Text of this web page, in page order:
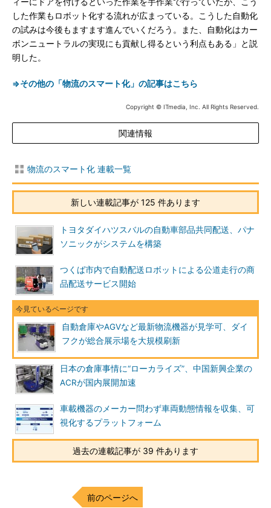
した作業もロボット化する流れが広まっている。こうした自動化
の試みは今後もますます進んでいくだろう。また、自動化はカー
ボンニュートラルの実現にも貢献し得るという利点もある」と説
明した。
⇒その他の「物流のスマート化」の記事はこちら
Copyright © ITmedia, Inc. All Rights Reserved.
関連情報
物流のスマート化 連載一覧
新しい連載記事が 125 件あります
トヨタダイハツスバルの自動車部品共同配送、パナ
ソニックがシステムを構築
つくば市内で自動配送ロボットによる公道走行の商
品配送サービス開始
自動倉庫やAGVなど最新物流機器が見学可、ダイ
フクが総合展示場を大規模刷新
日本の倉庫事情に“ローカライズ”、中国新興企業の
ACRが国内展開加速
車載機器のメーカー問わず車両動態情報を収集、可
視化するプラットフォーム
過去の連載記事が 39 件あります
前のページへ